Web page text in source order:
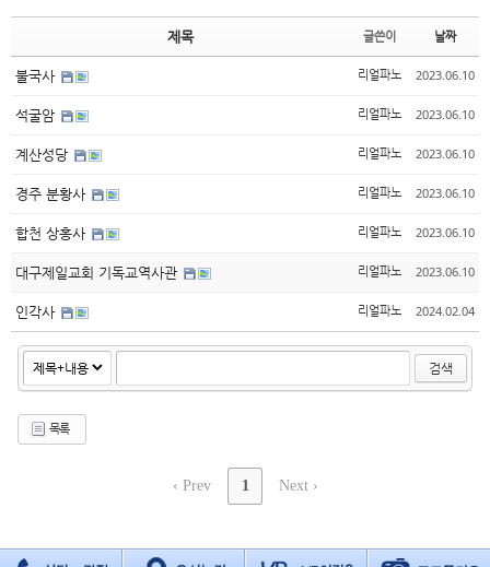
제목 글쓴이 날짜
불국사 리얼파노 2023.06.10
석굴암 리얼파노 2023.06.10
계산성당 리얼파노 2023.06.10
경주 분황사 리얼파노 2023.06.10
합천 상홍사 리얼파노 2023.06.10
대구제일교회 기독교역사관 리얼파노 2023.06.10
인각사 리얼파노 2024.02.04
검색
목록
‹ Prev 1 Next ›